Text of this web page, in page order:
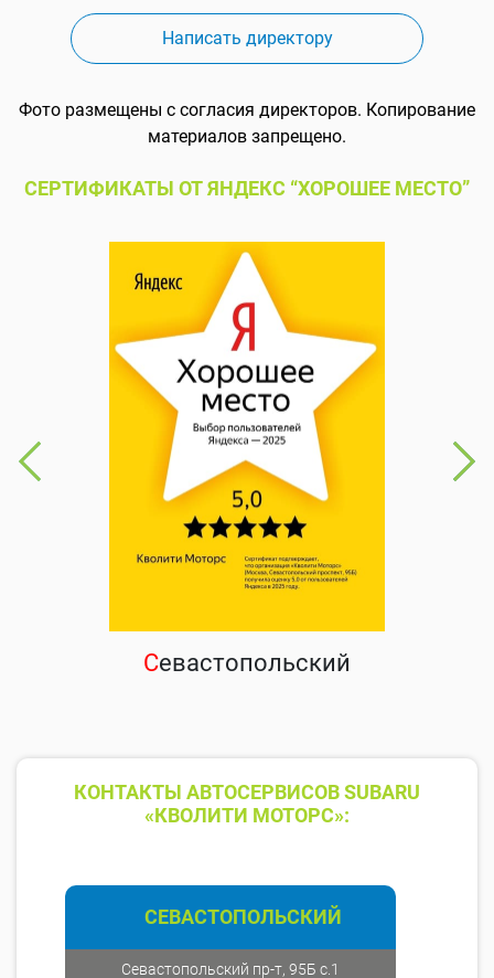
Написать директору
Фото размещены с согласия директоров. Копирование
материалов запрещено.
СЕРТИФИКАТЫ ОТ ЯНДЕКС “ХОРОШЕЕ МЕСТО”
Севастопольский
КОНТАКТЫ АВТОСЕРВИСОВ SUBARU
«КВОЛИТИ МОТОРС»:
СЕВАСТОПОЛЬСКИЙ
Севастопольский пр-т, 95Б с.1